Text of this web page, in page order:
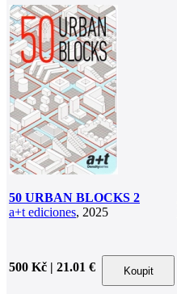
50 URBAN BLOCKS 2
a+t ediciones, 2025
500 Kč | 21.01 €